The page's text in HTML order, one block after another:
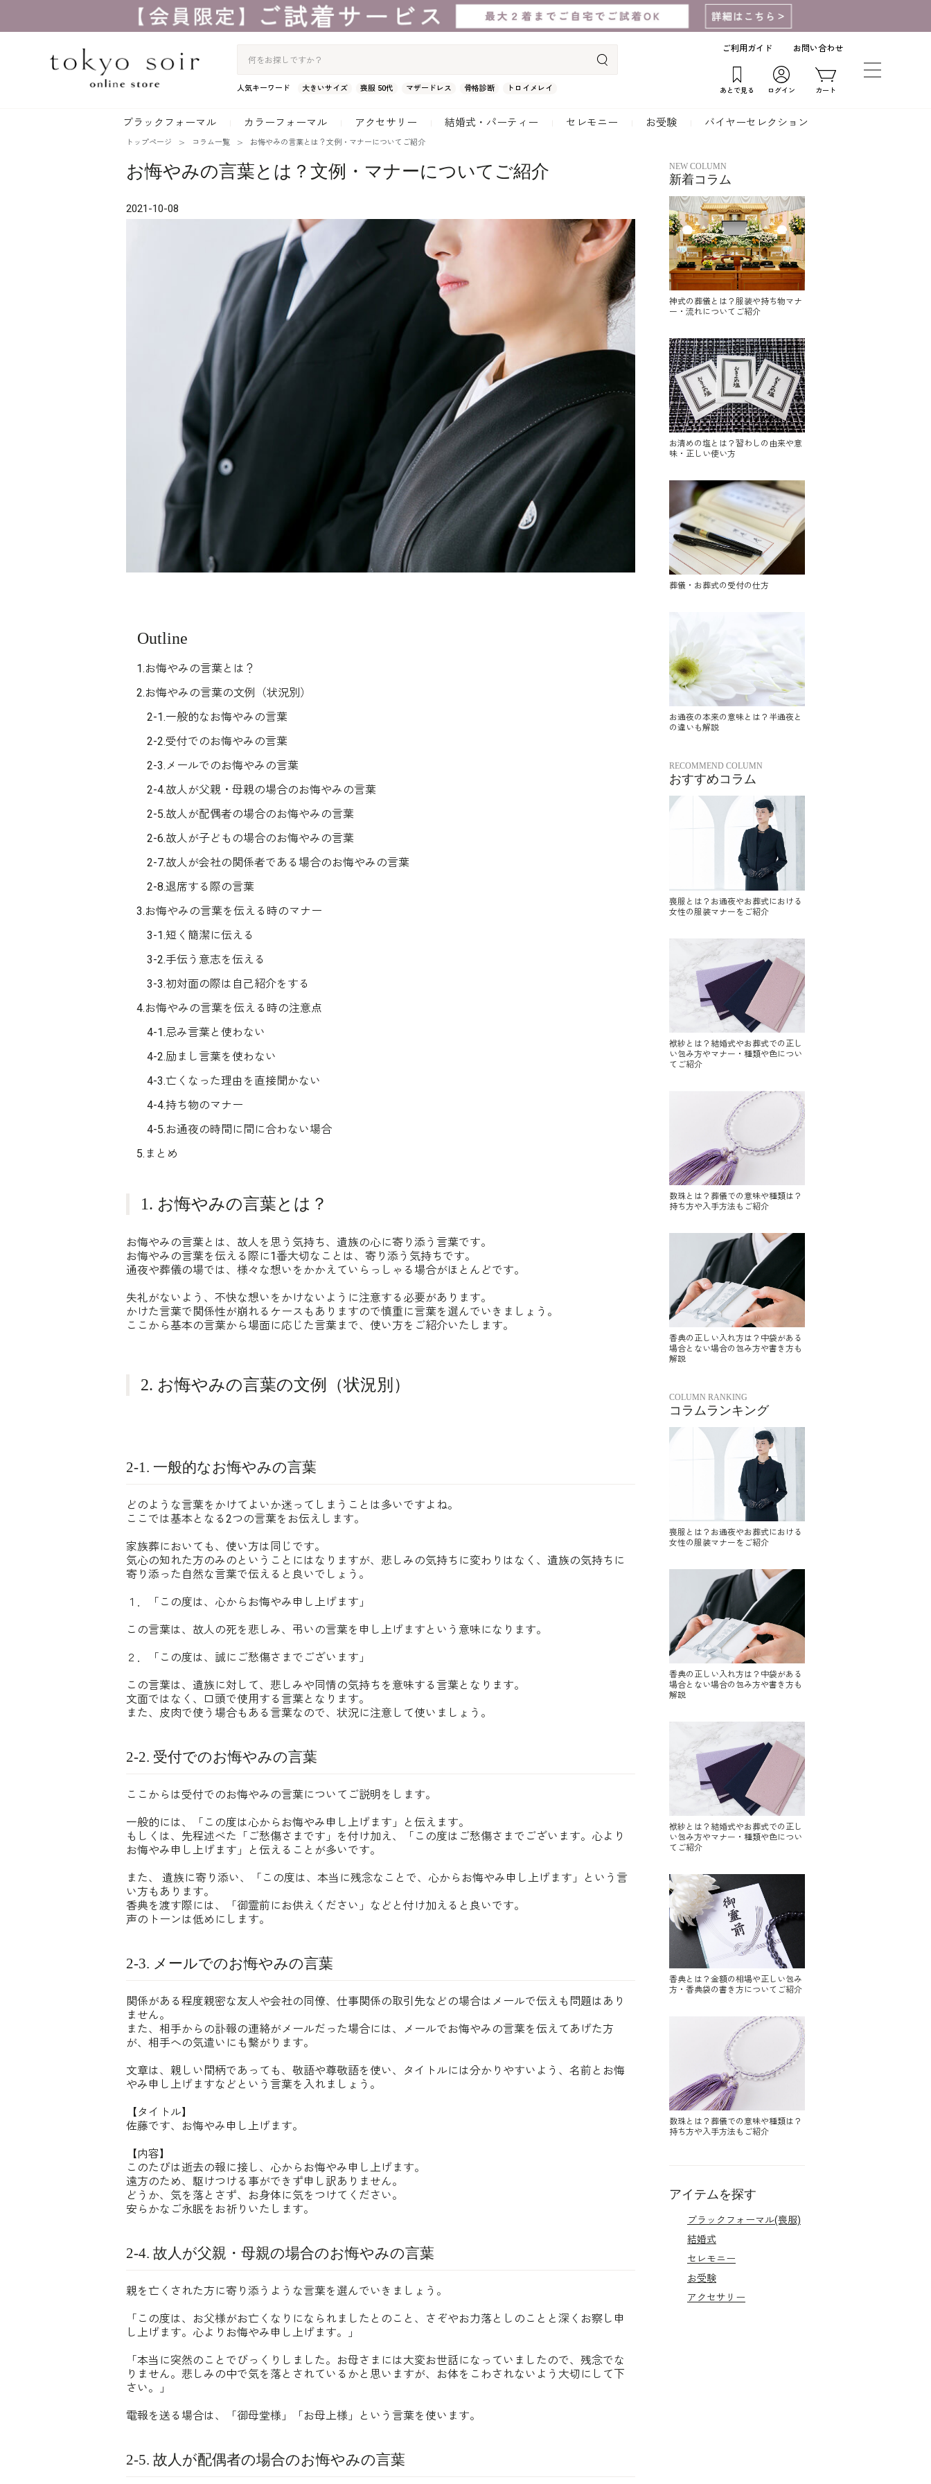
人気キーワード 大きいサイズ 喪服 50代 マザードレス 骨格診断 トロイメレイ
ご利用ガイド お問い合わせ
あとで見る ログイン カート
ブラックフォーマル カラーフォーマル アクセサリー 結婚式・パーティー セレモニー お受験 バイヤーセレクション
トップページ コラム一覧 お悔やみの言葉とは？文例・マナーについてご紹介
お悔やみの言葉とは？文例・マナーについてご紹介
2021-10-08
Outline
1.お悔やみの言葉とは？
2.お悔やみの言葉の文例（状況別）
2-1.一般的なお悔やみの言葉
2-2.受付でのお悔やみの言葉
2-3.メールでのお悔やみの言葉
2-4.故人が父親・母親の場合のお悔やみの言葉
2-5.故人が配偶者の場合のお悔やみの言葉
2-6.故人が子どもの場合のお悔やみの言葉
2-7.故人が会社の関係者である場合のお悔やみの言葉
2-8.退席する際の言葉
3.お悔やみの言葉を伝える時のマナー
3-1.短く簡潔に伝える
3-2.手伝う意志を伝える
3-3.初対面の際は自己紹介をする
4.お悔やみの言葉を伝える時の注意点
4-1.忌み言葉と使わない
4-2.励まし言葉を使わない
4-3.亡くなった理由を直接聞かない
4-4.持ち物のマナー
4-5.お通夜の時間に間に合わない場合
5.まとめ
1. お悔やみの言葉とは？
お悔やみの言葉とは、故人を思う気持ち、遺族の心に寄り添う言葉です。
お悔やみの言葉を伝える際に1番大切なことは、寄り添う気持ちです。
通夜や葬儀の場では、様々な想いをかかえていらっしゃる場合がほとんどです。
失礼がないよう、不快な想いをかけないように注意する必要があります。
かけた言葉で関係性が崩れるケースもありますので慎重に言葉を選んでいきましょう。
ここから基本の言葉から場面に応じた言葉まで、使い方をご紹介いたします。
2. お悔やみの言葉の文例（状況別）
2-1. 一般的なお悔やみの言葉
どのような言葉をかけてよいか迷ってしまうことは多いですよね。
ここでは基本となる2つの言葉をお伝えします。
家族葬においても、使い方は同じです。
気心の知れた方のみのということにはなりますが、悲しみの気持ちに変わりはなく、遺族の気持ちに
寄り添った自然な言葉で伝えると良いでしょう。
１．「この度は、心からお悔やみ申し上げます」
この言葉は、故人の死を悲しみ、弔いの言葉を申し上げますという意味になります。
２．「この度は、誠にご愁傷さまでございます」
この言葉は、遺族に対して、悲しみや同情の気持ちを意味する言葉となります。
文面ではなく、口頭で使用する言葉となります。
また、皮肉で使う場合もある言葉なので、状況に注意して使いましょう。
2-2. 受付でのお悔やみの言葉
ここからは受付でのお悔やみの言葉についてご説明をします。
一般的には、「この度は心からお悔やみ申し上げます」と伝えます。
もしくは、先程述べた「ご愁傷さまです」を付け加え、「この度はご愁傷さまでございます。心より
お悔やみ申し上げます」と伝えることが多いです。
また、 遺族に寄り添い、「この度は、本当に残念なことで、心からお悔やみ申し上げます」という言
い方もあります。
香典を渡す際には、「御霊前にお供えください」などと付け加えると良いです。
声のトーンは低めにします。
2-3. メールでのお悔やみの言葉
関係がある程度親密な友人や会社の同僚、仕事関係の取引先などの場合はメールで伝えも問題はあり
ません。
また、相手からの訃報の連絡がメールだった場合には、メールでお悔やみの言葉を伝えてあげた方
が、相手への気遣いにも繋がります。
文章は、親しい間柄であっても、敬語や尊敬語を使い、タイトルには分かりやすいよう、名前とお悔
やみ申し上げますなどという言葉を入れましょう。
【タイトル】
佐藤です、お悔やみ申し上げます。
【内容】
このたびは逝去の報に接し、心からお悔やみ申し上げます。
遠方のため、駆けつける事ができず申し訳ありません。
どうか、気を落とさず、お身体に気をつけてください。
安らかなご永眠をお祈りいたします。
2-4. 故人が父親・母親の場合のお悔やみの言葉
親を亡くされた方に寄り添うような言葉を選んでいきましょう。
「この度は、お父様がお亡くなりになられましたとのこと、さぞやお力落としのことと深くお察し申
し上げます。心よりお悔やみ申し上げます。」
「本当に突然のことでびっくりしました。お母さまには大変お世話になっていましたので、残念でな
りません。悲しみの中で気を落とされているかと思いますが、お体をこわされないよう大切にして下
さい。」
電報を送る場合は、「御母堂様」「お母上様」という言葉を使います。
2-5. 故人が配偶者の場合のお悔やみの言葉
NEW COLUMN
新着コラム
神式の葬儀とは？服装や持ち物マナ
ー・流れについてご紹介
お清めの塩とは？習わしの由来や意
味・正しい使い方
葬儀・お葬式の受付の仕方
お通夜の本来の意味とは？半通夜と
の違いも解説
RECOMMEND COLUMN
おすすめコラム
喪服とは？お通夜やお葬式における
女性の服装マナーをご紹介
袱紗とは？結婚式やお葬式での正し
い包み方やマナー・種類や色につい
てご紹介
数珠とは？葬儀での意味や種類は？
持ち方や入手方法もご紹介
香典の正しい入れ方は？中袋がある
場合とない場合の包み方や書き方も
解説
COLUMN RANKING
コラムランキング
喪服とは？お通夜やお葬式における
女性の服装マナーをご紹介
香典の正しい入れ方は？中袋がある
場合とない場合の包み方や書き方も
解説
袱紗とは？結婚式やお葬式での正し
い包み方やマナー・種類や色につい
てご紹介
香典とは？金額の相場や正しい包み
方・香典袋の書き方についてご紹介
数珠とは？葬儀での意味や種類は？
持ち方や入手方法もご紹介
アイテムを探す
ブラックフォーマル(喪服)
結婚式
セレモニー
お受験
アクセサリー